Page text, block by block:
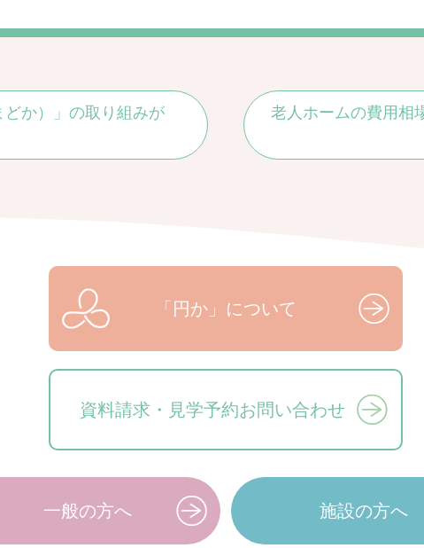
か）」の取り組みが
老人ホームの費用相
「円か」について
資料請求・見学予約お問い合わせ
一般の方へ 施設の方へ